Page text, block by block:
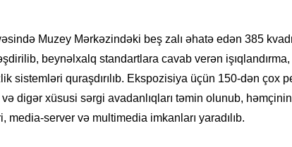
Muzey Mərkəzindəki beş zalı əhatə edən 385
beynəlxalq standartlara cavab verən
sistemləri quraşdırılıb. Ekspozisiya üçün 150-dən çox
digər xüsusi sərgi avadanlıqları təmin olunub,
media-server və multimedia imkanları yaradılıb.